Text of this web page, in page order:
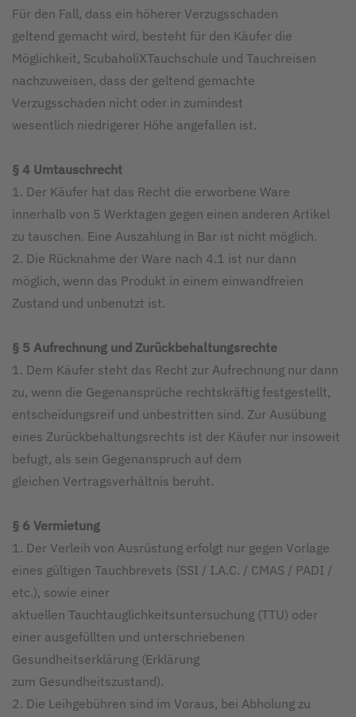
Für den Fall, dass ein höherer Verzugsschaden
geltend gemacht wird, besteht für den Käufer die
Möglichkeit, ScubaholiXTauchschule und Tauchreisen
nachzuweisen, dass der geltend gemachte
Verzugsschaden nicht oder in zumindest
wesentlich niedrigerer Höhe angefallen ist.
§ 4 Umtauschrecht
1. Der Käufer hat das Recht die erworbene Ware
innerhalb von 5 Werktagen gegen einen anderen Artikel
zu tauschen. Eine Auszahlung in Bar ist nicht möglich.
2. Die Rücknahme der Ware nach 4.1 ist nur dann
möglich, wenn das Produkt in einem einwandfreien
Zustand und unbenutzt ist.
§ 5 Aufrechnung und Zurückbehaltungsrechte
1. Dem Käufer steht das Recht zur Aufrechnung nur dann
zu, wenn die Gegenansprüche rechtskräftig festgestellt,
entscheidungsreif und unbestritten sind. Zur Ausübung
eines Zurückbehaltungsrechts ist der Käufer nur insoweit
befugt, als sein Gegenanspruch auf dem
gleichen Vertragsverhältnis beruht.
§ 6 Vermietung
1. Der Verleih von Ausrüstung erfolgt nur gegen Vorlage
eines gültigen Tauchbrevets (SSI / I.A.C. / CMAS / PADI /
etc.), sowie einer
aktuellen Tauchtauglichkeitsuntersuchung (TTU) oder
einer ausgefüllten und unterschriebenen
Gesundheitserklärung (Erklärung
zum Gesundheitszustand).
2. Die Leihgebühren sind im Voraus, bei Abholung zu